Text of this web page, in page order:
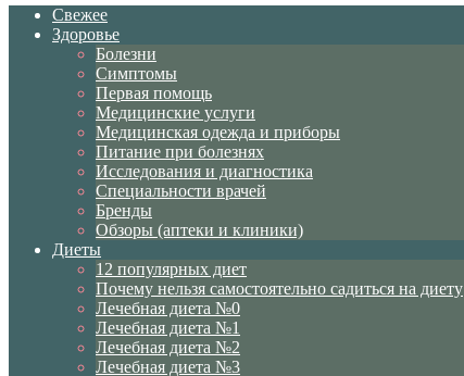
Свежее
Здоровье
Болезни
Симптомы
Первая помощь
Медицинские услуги
Медицинская одежда и приборы
Питание при болезнях
Исследования и диагностика
Специальности врачей
Бренды
Обзоры (аптеки и клиники)
Диеты
12 популярных диет
Почему нельзя самостоятельно садиться на диету
Лечебная диета №0
Лечебная диета №1
Лечебная диета №2
Лечебная диета №3